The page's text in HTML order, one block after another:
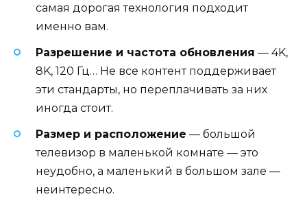
самая дорогая технология подходит
именно вам.
Разрешение и частота обновления — 4K,
8K, 120 Гц… Не все контент поддерживает
эти стандарты, но переплачивать за них
иногда стоит.
Размер и расположение — большой
телевизор в маленькой комнате — это
неудобно, а маленький в большом зале —
неинтересно.